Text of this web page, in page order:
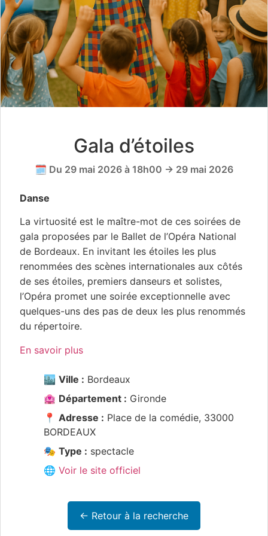
Gala d’étoiles
🗓️ Du 29 mai 2026 à 18h00 → 29 mai 2026
Danse
La virtuosité est le maître-mot de ces soirées de
gala proposées par le Ballet de l’Opéra National
de Bordeaux. En invitant les étoiles les plus
renommées des scènes internationales aux côtés
de ses étoiles, premiers danseurs et solistes,
l’Opéra promet une soirée exceptionnelle avec
quelques-uns des pas de deux les plus renommés
du répertoire.
En savoir plus
🏙️ Ville : Bordeaux
🏩 Département : Gironde
📍 Adresse : Place de la comédie, 33000
BORDEAUX
🎭 Type : spectacle
🌐 Voir le site officiel
← Retour à la recherche